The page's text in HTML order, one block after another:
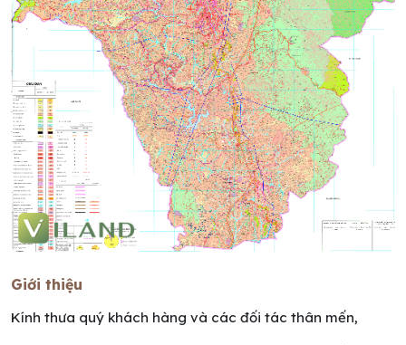
Giới thiệu
Kính thưa quý khách hàng và các đối tác thân mến,